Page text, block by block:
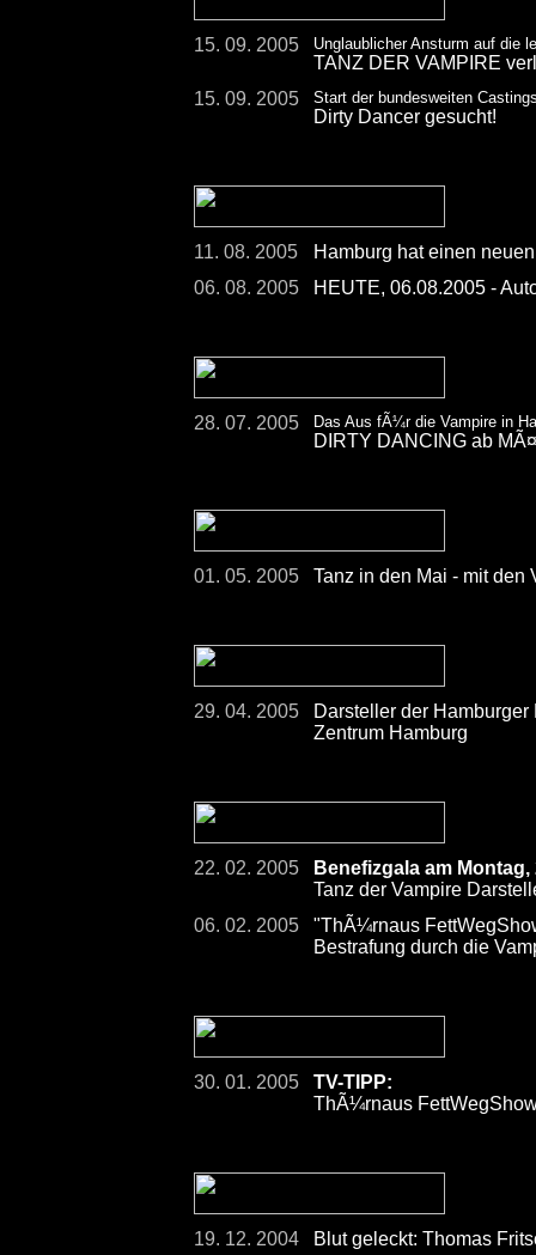
15. 09. 2005 Unglaublicher Ansturm auf die
TANZ DER VAMPIRE
15. 09. 2005
Start der bundesweiten
Dirty Dancer gesucht!
11. 08. 2005
Hamburg hat einen
06. 08. 2005
HEUTE, 06.08.2005 -
28. 07. 2005 Das Aus fÃ¼r die Vampire in
DIRTY DANCING ab
01. 05. 2005 Tanz in den Mai - mit den
29. 04. 2005
Darsteller der
Zentrum Hamburg
22. 02. 2005
Benefizgala am
Tanz der Vampire
06. 02. 2005
"ThÃ¼rnaus
Bestrafung durch die
30. 01. 2005
TV-TIPP:
ThÃ¼rnaus
19. 12. 2004 Blut geleckt: Thomas